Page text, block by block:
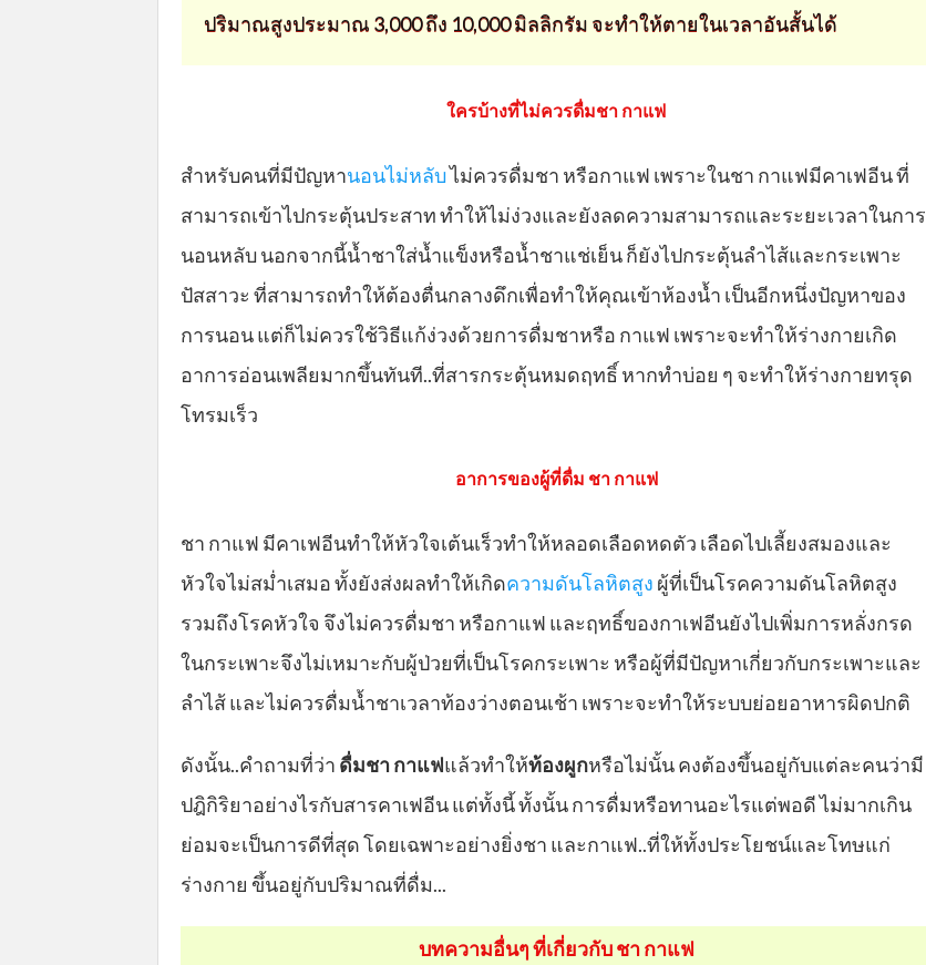
ปริมาณสูงประมาณ 3,000 ถึง 10,000 มิลลิกรัม จะทำให้ตายในเวลาอันสั้นได้
ใครบ้างที่ไม่ควรดื่มชา กาแฟ
สำหรับคนที่มีปัญหานอนไม่หลับไม่ควรดื่มชา หรือกาแฟ เพราะในชา กาแฟมีคาเฟอีน ที่
สามารถเข้าไปกระตุ้นประสาท ทำให้ไม่ง่วงและยังลดความสามารถและระยะเวลาในการ
นอนหลับ นอกจากนี้น้ำชาใส่น้ำแข็งหรือน้ำชาแช่เย็น ก็ยังไปกระตุ้นลำไส้และกระเพาะ
ปัสสาวะ ที่สามารถทำให้ต้องตื่นกลางดึกเพื่อทำให้คุณเข้าห้องน้ำ เป็นอีกหนึ่งปัญหาของ
การนอน แต่ก็ไม่ควรใช้วิธีแก้ง่วงด้วยการดื่มชาหรือ กาแฟ เพราะจะทำให้ร่างกายเกิด
อาการอ่อนเพลียมากขึ้นทันที..ที่สารกระตุ้นหมดฤทธิ์ หากทำบ่อย ๆ จะทำให้ร่างกายทรุด
โทรมเร็ว
อาการของผู้ที่ดื่ม ชา กาแฟ
ชา กาแฟ มีคาเฟอีนทำให้หัวใจเต้นเร็วทำให้หลอดเลือดหดตัว เลือดไปเลี้ยงสมองและ
หัวใจไม่สม่ำเสมอ ทั้งยังส่งผลทำให้เกิดความดันโลหิตสูง ผู้ที่เป็นโรคความดันโลหิตสูง
รวมถึงโรคหัวใจ จึงไม่ควรดื่มชา หรือกาแฟ และฤทธิ์ของกาเฟอีนยังไปเพิ่มการหลั่งกรด
ในกระเพาะจึงไม่เหมาะกับผู้ป่วยที่เป็นโรคกระเพาะ หรือผู้ที่มีปัญหาเกี่ยวกับกระเพาะและ
ลำไส้ และไม่ควรดื่มน้ำชาเวลาท้องว่างตอนเช้า เพราะจะทำให้ระบบย่อยอาหารผิดปกติ
ดังนั้น..คำถามที่ว่า ดื่มชา กาแฟแล้วทำให้ท้องผูกหรือไม่นั้น คงต้องขึ้นอยู่กับแต่ละคนว่ามี
ปฎิกิริยาอย่างไรกับสารคาเฟอีน แต่ทั้งนี้ ทั้งนั้น การดื่มหรือทานอะไรแต่พอดี ไม่มากเกิน
ย่อมจะเป็นการดีที่สุด โดยเฉพาะอย่างยิ่งชา และกาแฟ..ที่ให้ทั้งประโยชน์และโทษแก่
ร่างกาย ขึ้นอยู่กับปริมาณที่ดื่ม...
บทความอื่นๆ ที่เกี่ยวกับ ชา กาแฟ